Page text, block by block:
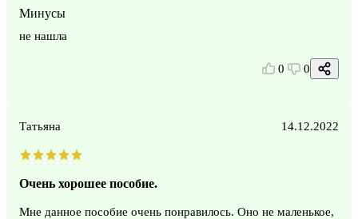
Минусы
не нашла
0 0
Татьяна 14.12.2022
Очень хорошее пособие.
Мне данное пособие очень понравилось. Оно не маленькое,